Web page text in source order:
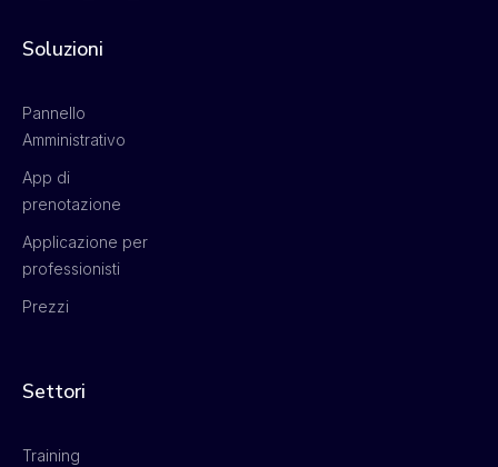
Soluzioni
Pannello
Amministrativo
App di
prenotazione
Applicazione per
professionisti
Prezzi
Settori
Training